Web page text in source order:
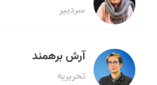
سردبیر
آرش برهمند
تحریریه